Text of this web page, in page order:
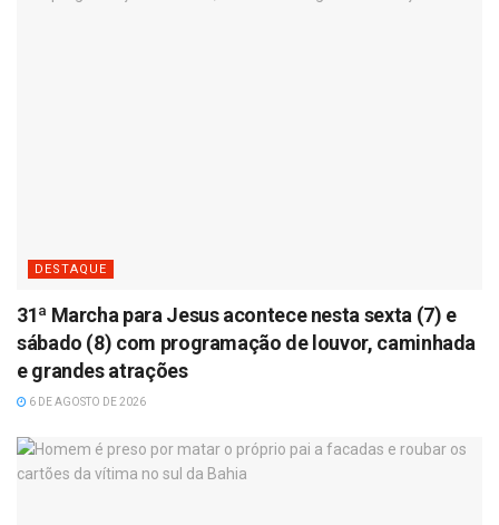
DESTAQUE
31ª Marcha para Jesus acontece nesta sexta (7) e
sábado (8) com programação de louvor, caminhada
e grandes atrações
6 DE AGOSTO DE 2026